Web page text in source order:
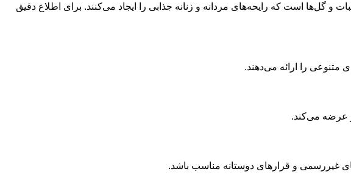
گل‌ها است که رایحه‌های مردانه و زنانه جذابی را ایجاد می‌کنند. برای اطلاع دقیق
متنوعی را ارائه می‌دهند.
و عرضه می‌کند.
غیررسمی و قرارهای دوستانه مناسب باشد.